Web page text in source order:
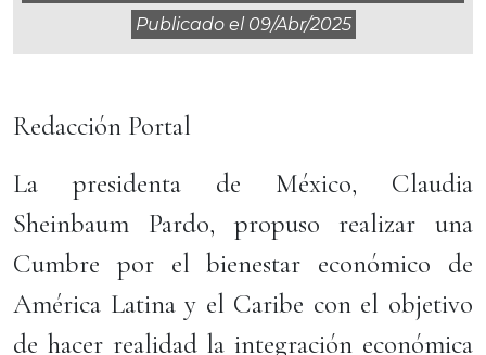
Publicado el 09/abr/2025
Redacción Portal
La presidenta de México, Claudia
Sheinbaum Pardo, propuso realizar una
Cumbre por el bienestar económico de
América Latina y el Caribe con el objetivo
de hacer realidad la integración económica